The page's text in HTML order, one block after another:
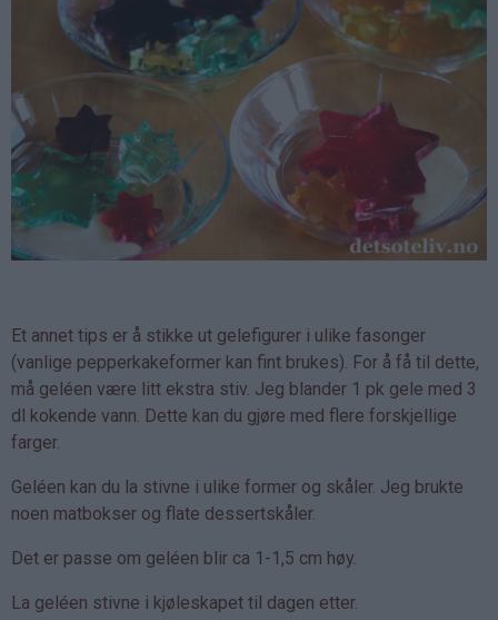
Et annet tips er å stikke ut gelefigurer i ulike fasonger
(vanlige pepperkakeformer kan fint brukes). For å få til dette,
må geléen være litt ekstra stiv. Jeg blander 1 pk gele med 3
dl kokende vann. Dette kan du gjøre med flere forskjellige
farger.
Geléen kan du la stivne i ulike former og skåler. Jeg brukte
noen matbokser og flate dessertskåler.
Det er passe om geléen blir ca 1-1,5 cm høy.
La geléen stivne i kjøleskapet til dagen etter.